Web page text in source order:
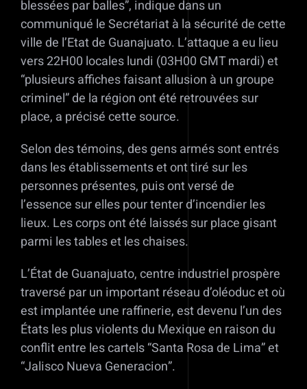
blessées par balles”, indique dans un
communiqué le Secrétariat à la sécurité de cette
ville de l’Etat de Guanajuato. L’attaque a eu lieu
vers 22H00 locales lundi (03H00 GMT mardi) et
“plusieurs affiches faisant allusion à un groupe
criminel” de la région ont été retrouvées sur
place, a précisé cette source.
Selon des témoins, des gens armés sont entrés
dans les établissements et ont tiré sur les
personnes présentes, puis ont versé de
l’essence sur elles pour tenter d’incendier les
lieux. Les corps ont été laissés sur place gisant
parmi les tables et les chaises.
L’État de Guanajuato, centre industriel prospère
traversé par un important réseau d’oléoduc et où
est implantée une raffinerie, est devenu l’un des
États les plus violents du Mexique en raison du
conflit entre les cartels “Santa Rosa de Lima” et
“Jalisco Nueva Generacion”.